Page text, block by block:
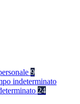
9
indeterminato
24